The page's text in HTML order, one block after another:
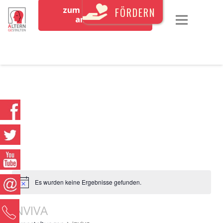
zum Newsletter
anmeldenFÖRDERN
Es wurden keine Ergebnisse gefunden.
INVIVA